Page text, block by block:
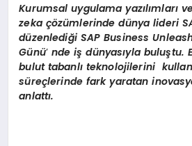
Kurumsal uygulama yazılımları
zeka çözümlerinde dünya lideri
düzenlediği SAP Business
Günü’ nde iş dünyasıyla buluştu.
bulut tabanlı teknolojilerini
süreçlerinde fark yaratan
anlattı.